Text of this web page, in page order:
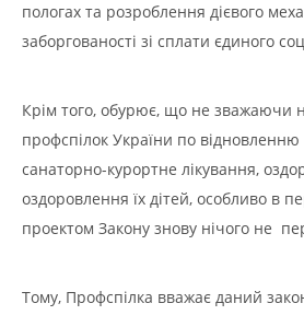
пологах та розроблення дієвого
заборгованості зі сплати єдиного
Крім того, обурює, що не зважаючи
профспілок України по
санаторно-курортне лікування,
оздоровлення їх дітей, особливо в
проектом Закону знову нічого не
Тому, Профспілка вважає даний